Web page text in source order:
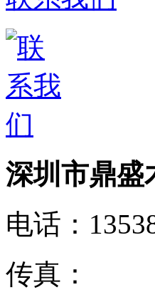
深圳市鼎盛
电话：
传真：